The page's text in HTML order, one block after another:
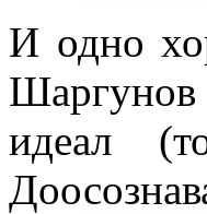
И одно
идеал